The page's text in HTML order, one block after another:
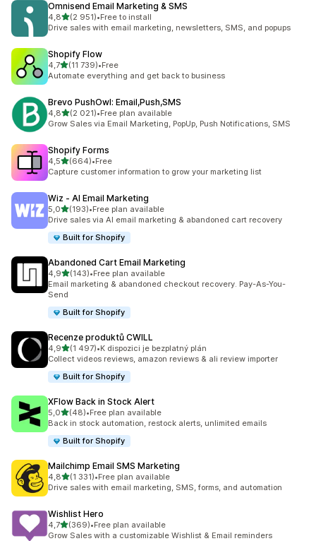
Omnisend Email Marketing & SMS
4,8z 5 hvězd
(2 951)
Celkový počet recenzí: 2951
•Free to install
Drive sales with email marketing, newsletters, SMS, and popups
Shopify Flow
4,7z 5 hvězd
(11 739)
Celkový počet recenzí: 11739
•Free
Automate everything and get back to business
Brevo PushOwl: Email,Push,SMS
4,8z 5 hvězd
(2 021)
Celkový počet recenzí: 2021
•Free plan available
Grow Sales via Email Marketing, PopUp, Push Notifications, SMS
Shopify Forms
4,5z 5 hvězd
(664)
Celkový počet recenzí: 664
•Free
Capture customer information to grow your marketing list
Wiz ‑ AI Email Marketing
5,0z 5 hvězd
(193)
Celkový počet recenzí: 193
•Free plan available
Drive sales via AI email marketing & abandoned cart recovery
Built for Shopify
Abandoned Cart Email Marketing
4,9z 5 hvězd
(143)
Celkový počet recenzí: 143
•Free plan available
Email marketing & abandoned checkout recovery. Pay-As-You-
Send
Built for Shopify
Recenze produktů CWILL
4,9z 5 hvězd
(1 497)
Celkový počet recenzí: 1497
•K dispozici je bezplatný plán
Collect videos reviews, amazon reviews & ali review importer
Built for Shopify
XFlow Back in Stock Alert
5,0z 5 hvězd
(48)
Celkový počet recenzí: 48
•Free plan available
Back in stock automation, restock alerts, unlimited emails
Built for Shopify
Mailchimp Email SMS Marketing
4,8z 5 hvězd
(1 331)
Celkový počet recenzí: 1331
•Free plan available
Drive sales with email marketing, SMS, forms, and automation
Wishlist Hero
4,7z 5 hvězd
(369)
Celkový počet recenzí: 369
•Free plan available
Grow Sales with a customizable Wishlist & Email reminders